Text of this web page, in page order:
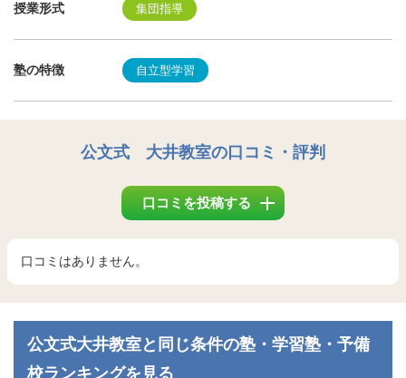
授業形式 集団指導
塾の特徴 自立型学習
公文式 大井教室の口コミ・評判
口コミを投稿する
口コミはありません。
公文式大井教室と同じ条件の塾・学習塾・予備
校ランキングを見る